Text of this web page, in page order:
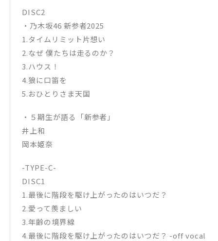
DISC2
・乃木坂46 新参者2025
1.タイムリミット片想い
2.なぜ 僕たちは走るのか？
3.ハウス！
4.狼に口笛を
5.おひとりさま天国
・５期生が語る「新参者」
井上和
岡本姫奈
-TYPE-C-
DISC1
1.最後に階段を駆け上がったのはいつだ？
2.愛って羨ましい
3.年齢の境界線
4.最後に階段を駆け上がったのはいつだ？ -off vocal